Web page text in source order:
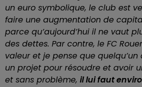
un euro symbolique, le club est
faire une augmentation de
parce qu’aujourd’hui il ne vaut
des dettes. Par contre, le FC
valeur et je pense que
un projet pour résoudre et avoir
et sans problème, il lui faut